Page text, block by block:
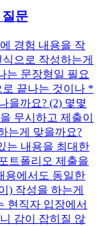
문
경험 내용을 작
으로 작성하는게
는 문장형일 필요
끝나는 것이나 *
을까요? (2) 몇몇
무시하고 제출이
는게 맞을까요?
는 내용을 최대한
트폴리오 제출을
용에서도 동일한
) 작성을 하는게
현직자 입장에서
감이 잡히질 않